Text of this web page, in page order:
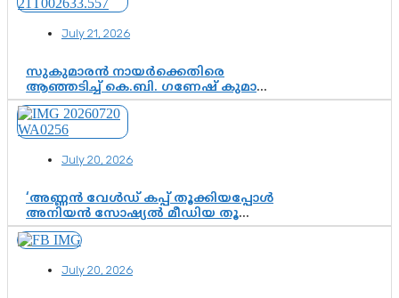
July 21, 2026
സുകുമാരൻ നായർക്കെതിരെ
ആഞ്ഞടിച്ച് കെ.ബി. ഗണേഷ് കുമാർ,
വി.ഡി. സതീശന് പൂർണ പിന്തുണ
July 20, 2026
‘അണ്ണൻ വേൾഡ് കപ്പ് തൂക്കിയപ്പോൾ
അനിയൻ സോഷ്യൽ മീഡിയ തൂക്കി’;
ലാമിൻ യമാലിന്റെ
കിരീടധാരണത്തിനിടെ
ചുണക്കുട്ടൻ
July 20, 2026